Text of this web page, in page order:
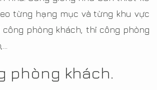
từng hạng mục và từng khu vực
công phòng khách, thi công phòng
phòng khách.